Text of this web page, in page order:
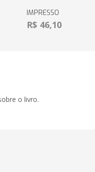
IMPRESSO
R$ 46,10
o livro.